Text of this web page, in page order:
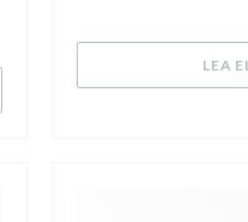
UNA NUEVA VENTANA))
LEA